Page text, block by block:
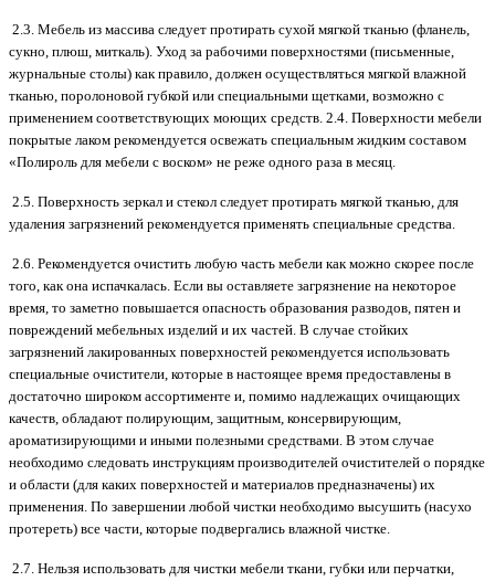
2.3. Мебель из массива следует протирать сухой мягкой тканью (фланель,
сукно, плюш, миткаль). Уход за рабочими поверхностями (письменные,
журнальные столы) как правило, должен осуществляться мягкой влажной
тканью, поролоновой губкой или специальными щетками, возможно с
применением соответствующих моющих средств. 2.4. Поверхности мебели
покрытые лаком рекомендуется освежать специальным жидким составом
«Полироль для мебели с воском» не реже одного раза в месяц.
2.5. Поверхность зеркал и стекол следует протирать мягкой тканью, для
удаления загрязнений рекомендуется применять специальные средства.
2.6. Рекомендуется очистить любую часть мебели как можно скорее после
того, как она испачкалась. Если вы оставляете загрязнение на некоторое
время, то заметно повышается опасность образования разводов, пятен и
повреждений мебельных изделий и их частей. В случае стойких
загрязнений лакированных поверхностей рекомендуется использовать
специальные очистители, которые в настоящее время предоставлены в
достаточно широком ассортименте и, помимо надлежащих очищающих
качеств, обладают полирующим, защитным, консервирующим,
ароматизирующими и иными полезными средствами. В этом случае
необходимо следовать инструкциям производителей очистителей о порядке
и области (для каких поверхностей и материалов предназначены) их
применения. По завершении любой чистки необходимо высушить (насухо
протереть) все части, которые подвергались влажной чистке.
2.7. Нельзя использовать для чистки мебели ткани, губки или перчатки,